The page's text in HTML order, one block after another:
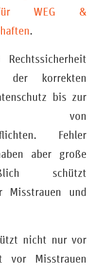
für WEG &
.
der korrekten
bis zur
von
Fehler
aber große
schützt
Misstrauen und
nicht nur vor
vor Misstrauen